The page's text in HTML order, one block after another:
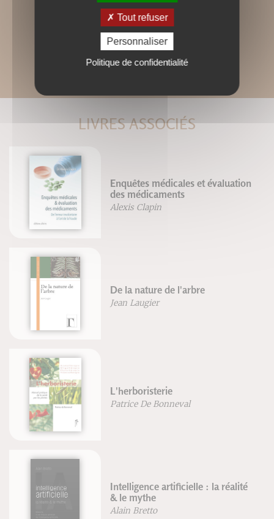
LIVRES ASSOCIÉS
Enquêtes médicales et évaluation
des médicaments
Alexis Clapin
De la nature de l'arbre
Jean Laugier
L'herboristerie
Patrice De Bonneval
Intelligence artificielle : la réalité
& le mythe
Alain Bretto
Tout refuser
Personnaliser
Politique de confidentialité